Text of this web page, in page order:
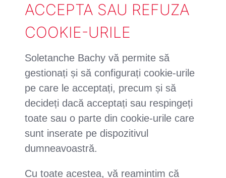
ACCEPTA SAU REFUZA
COOKIE-URILE
Soletanche Bachy vă permite să
gestionați și să configurați cookie-urile
pe care le acceptați, precum și să
decideți dacă acceptați sau respingeți
toate sau o parte din cookie-urile care
sunt inserate pe dispozitivul
dumneavoastră.
Cu toate acestea, vă reamintim că